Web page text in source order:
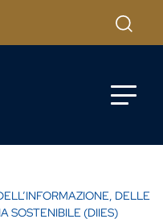
Cerca
DELLE
SOSTENIBILE (DIIES)